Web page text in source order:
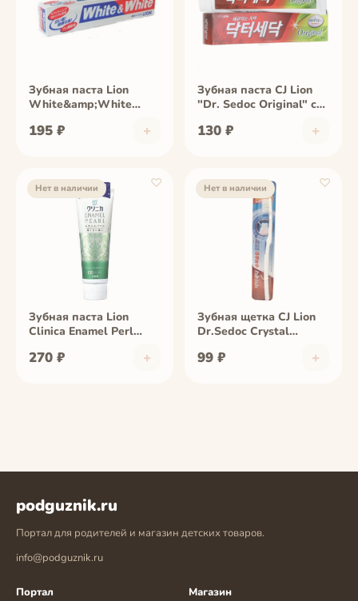
фото скоро
Зубная паста Lion
White&amp;White
150 г
195 ₽ +
фото скоро
Зубная паста CJ Lion
"Dr. Sedoc Original" c
дерева,140 гр
130 ₽ +
Нет в наличии ♡
фото скоро
Зубная паста Lion
Clinica Enamel Perl
цитрусовых и мяты,
270 ₽ +
Нет в наличии ♡
фото скоро
Зубная щетка CJ Lion
Dr.Sedoc Сrystal
жесткость 1 шт
99 ₽ +
podguznik.ru
Портал для родителей и магазин детских товаров.
info@podguznik.ru
Портал
Магазин